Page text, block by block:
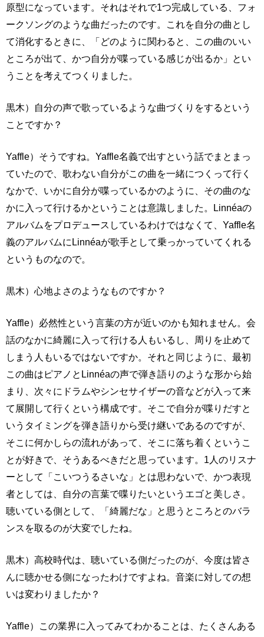
原型になっています。それはそれで1つ完成している、フォ
ークソングのような曲だったのです。これを自分の曲とし
て消化するときに、「どのように関わると、この曲のいい
ところが出て、かつ自分が喋っている感じが出るか」とい
うことを考えてつくりました。
黒木）自分の声で歌っているような曲づくりをするという
ことですか？
Yaffle）そうですね。Yaffle名義で出すという話でまとまっ
ていたので、歌わない自分がこの曲を一緒につくって行く
なかで、いかに自分が喋っているかのように、その曲のな
かに入って行けるかということは意識しました。Linnéaの
アルバムをプロデュースしているわけではなくて、Yaffle名
義のアルバムにLinnéaが歌手として乗っかっていてくれる
というものなので。
黒木）心地よさのようなものですか？
Yaffle）必然性という言葉の方が近いのかも知れません。会
話のなかに綺麗に入って行ける人もいるし、周りを止めて
しまう人もいるではないですか。それと同じように、最初
この曲はピアノとLinnéaの声で弾き語りのような形から始
まり、次々にドラムやシンセサイザーの音などが入って来
て展開して行くという構成です。そこで自分が喋りだすと
いうタイミングを弾き語りから受け継いであるのですが、
そこに何かしらの流れがあって、そこに落ち着くというこ
とが好きで、そうあるべきだと思っています。1人のリスナ
ーとして「こいつうるさいな」とは思わないで、かつ表現
者としては、自分の言葉で喋りたいというエゴと美しさ。
聴いている側として、「綺麗だな」と思うところとのバラ
ンスを取るのが大変でしたね。
黒木）高校時代は、聴いている側だったのが、今度は皆さ
んに聴かせる側になったわけですよね。音楽に対しての想
いは変わりましたか？
Yaffle）この業界に入ってみてわかることは、たくさんある